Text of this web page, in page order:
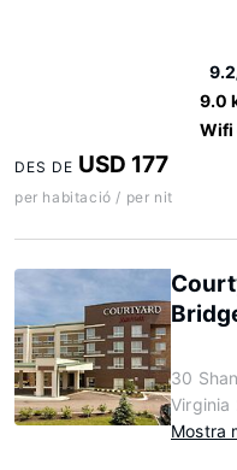
9.0
Wifi
DES DE USD 177
per habitació / per nit
30
Virginia
Mostra